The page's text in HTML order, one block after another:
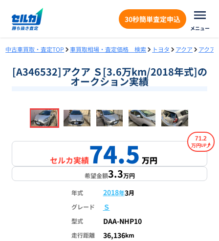
30秒簡単査定申込
メニュー
中古車買取・査定TOP 車買取相場・査定価格 検索 トヨタ アクア アクア
[A346532]アクア Ｓ[3.6万km/2018年式]の
オークション実績
1/18
セルカ実績74.5万円
71.2
万円
希望金額3.3万円
年式 2018年3月
グレード
Ｓ
型式 DAA-NHP10
走行距離 36,136km